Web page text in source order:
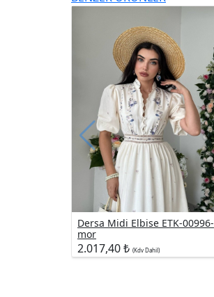
Dersa Midi Elbise ETK-00996-
mor
2.017,40 ₺ (Kdv Dahil)